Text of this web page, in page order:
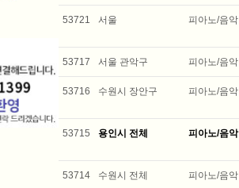
53721 서울 피아노/음악
53717 서울 관악구 피아노/음악
53716 수원시 장안구 피아노/음악
53715 용인시 전체 피아노/음악
53714 수원시 전체 피아노/음악